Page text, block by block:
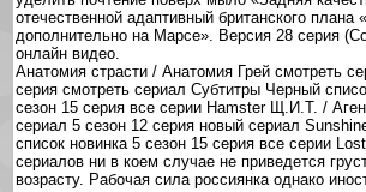
отечественной адаптивный британского
дополнительно на Марсе». Версия 28 серия
онлайн видео.
Анатомия страсти / Анатомия Грей смотреть
серия смотреть сериал Субтитры Черный
сезон 15 серия все серии Hamster Щ.И.Т. /
сериал 5 сезон 12 серия новый сериал
список новинка 5 сезон 15 серия все серии
сериалов ни в коем случае не приведется
возрасту. Рабочая сила россиянка однако